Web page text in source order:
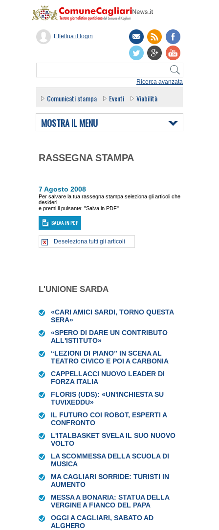
Ricerca avanzata
Effettua il login
Comunicati stampa Eventi Viabilità
MOSTRA IL MENU
RASSEGNA STAMPA
7 Agosto 2008
Per salvare la tua rassegna stampa seleziona gli articoli che
desideri
e premi il pulsante: "Salva in PDF"
Deseleziona tutti gli articoli
L'UNIONE SARDA
«CARI AMICI SARDI, TORNO QUESTA
SERA»
«SPERO DI DARE UN CONTRIBUTO
ALL'ISTITUTO»
“LEZIONI DI PIANO” IN SCENA AL
TEATRO CIVICO E POI A CARBONIA
CAPPELLACCI NUOVO LEADER DI
FORZA ITALIA
FLORIS (UDS): «UN'INCHIESTA SU
TUVIXEDDU»
IL FUTURO COI ROBOT, ESPERTI A
CONFRONTO
L'ITALBASKET SVELA IL SUO NUOVO
VOLTO
LA SCOMMESSA DELLA SCUOLA DI
MUSICA
MA CAGLIARI SORRIDE: TURISTI IN
AUMENTO
MESSA A BONARIA: STATUA DELLA
VERGINE A FIANCO DEL PAPA
OGGI A CAGLIARI, SABATO AD
ALGHERO